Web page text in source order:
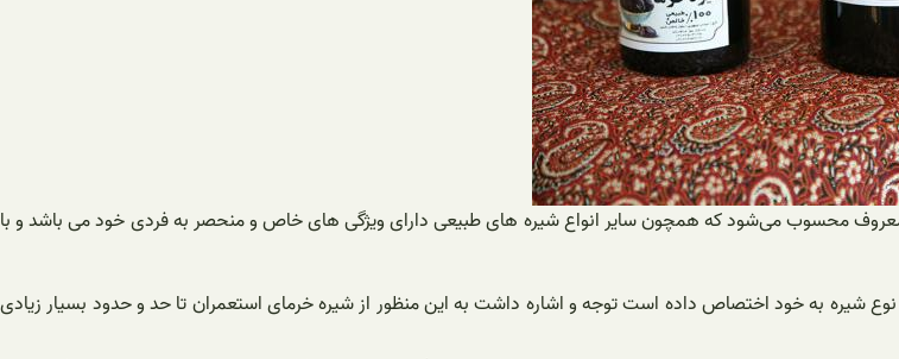
معروف محسوب می‌شود که همچون سایر انواع شیره های طبیعی دارای ویژگی های خاص و منحصر به فردی خود می باشد و با
شیره به خود اختصاص داده است توجه و اشاره داشت به این منظور از شیره خرمای استعمران تا حد و حدود بسیار زیادی